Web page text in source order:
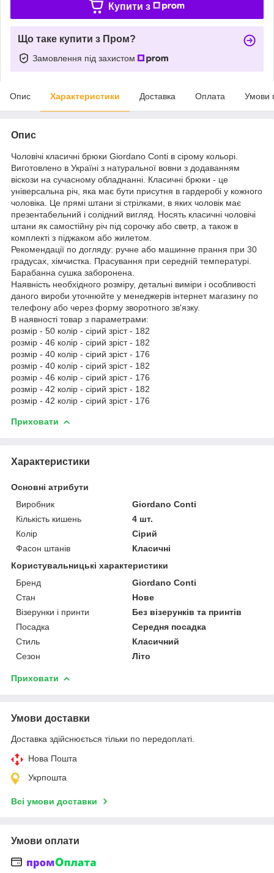
Купити з
Що таке купити з Пром?
Замовлення під захистом
Опис Характеристики Доставка Оплата Умови
Опис
Чоловічі класичні брюки Giordano Conti в сірому кольорі.
Виготовлено в Україні з натуральної вовни з додаванням
віскози на сучасному обладнанні. Класичні брюки - це
універсальна річ, яка має бути присутня в гардеробі у кожного
чоловіка. Це прямі штани зі стрілками, в яких чоловік має
презентабельний і солідний вигляд. Носять класичні чоловічі
штани як самостійну річ під сорочку або светр, а також в
комплекті з піджаком або жилетом.
Рекомендації по догляду: ручне або машинне прання при 30
градусах, хімчистка. Прасування при середній температурі.
Барабанна сушка заборонена.
Наявність необхідного розміру, детальні виміри і особливості
даного вироби уточнюйте у менеджерів інтернет магазину по
телефону або через форму зворотного зв'язку.
В наявності товар з параметрами:
розмір - 50 колір - сірий зріст - 182
розмір - 46 колір - сірий зріст - 182
розмір - 40 колір - сірий зріст - 176
розмір - 40 колір - сірий зріст - 182
розмір - 46 колір - сірий зріст - 176
розмір - 42 колір - сірий зріст - 182
розмір - 42 колір - сірий зріст - 176
Приховати
Характеристики
Основні атрибути
Виробник
Giordano Conti
Кількість кишень
4 шт.
Колір
Сірий
Фасон штанів
Класичні
Користувальницькі характеристики
Бренд
Giordano Conti
Стан
Нове
Візерунки і принти
Без візерунків та принтів
Посадка
Середня посадка
Стиль
Класичний
Сезон
Літо
Приховати
Умови доставки
Доставка здійснюється тільки по передоплаті.
Нова Пошта
Укрпошта
Всі умови доставки
Умови оплати